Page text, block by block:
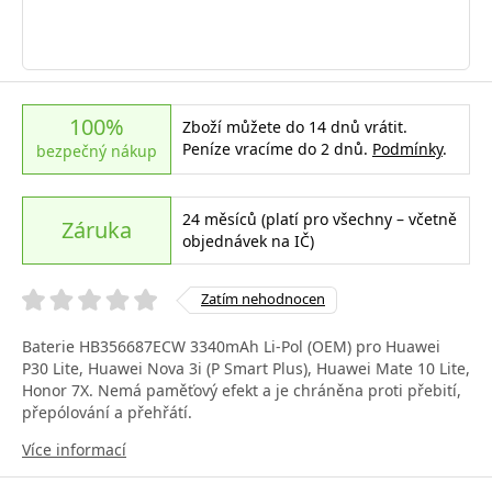
100%
bezpečný nákup
Zboží můžete do 14 dnů vrátit.
Peníze vracíme do 2 dnů. Podmínky.
Záruka
24 měsíců (platí pro všechny – včetně
objednávek na IČ)
Zatím nehodnocen
Baterie HB356687ECW 3340mAh Li-Pol (OEM) pro Huawei
P30 Lite, Huawei Nova 3i (P Smart Plus), Huawei Mate 10 Lite,
Honor 7X. Nemá paměťový efekt a je chráněna proti přebití,
přepólování a přehřátí.
Více informací